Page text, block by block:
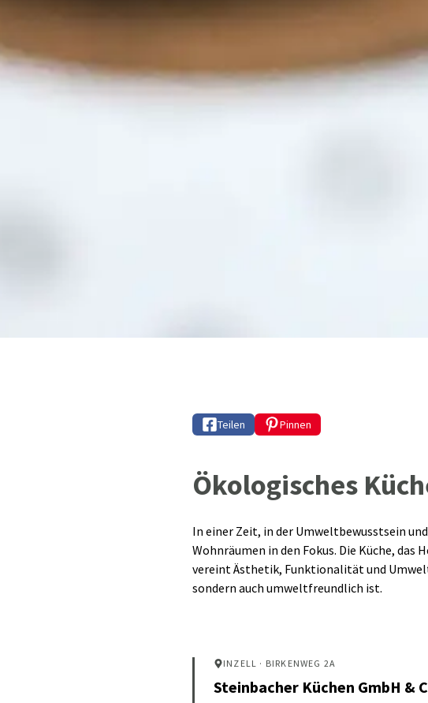
Teilen Pinnen
Ökologisches
In einer Zeit, in der Umweltbewusstsein
Wohnräumen in den Fokus. Die Küche, das
vereint Ästhetik, Funktionalität und
sondern auch umweltfreundlich ist.
INZELL · BIRKENWEG 2A
Steinbacher Küchen GmbH &